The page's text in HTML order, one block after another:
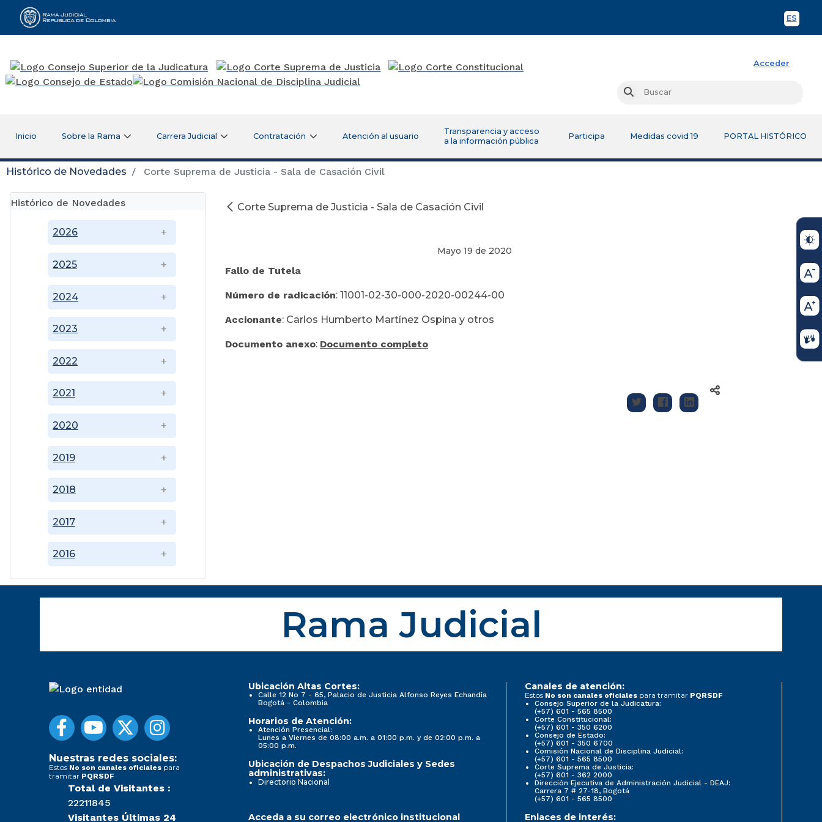
ES
Rama Judicial
Acceder
Buscar
Inicio Sobre la Rama Carrera Judicial Contratación Atención al usuario
Transparencia y acceso
a la información pública
Participa Medidas covid 19 PORTAL HISTÓRICO
Histórico de Novedades Corte Suprema de Justicia - Sala de Casación Civil
Histórico de Novedades
2016
2017
2018
2019
2020
2021
2022
2023
2024
2025
2026
Corte Suprema de Justicia - Sala de Casación Civil
Mayo 19 de 2020
Fallo de Tutela
Número de radicación: 11001-02-30-000-2020-00244-00
Accionante: Carlos Humberto Martínez Ospina y otros
Documento anexo: Documento completo
Rama Judicial
Nuestras redes sociales:
Estos No son canales oficiales para
tramitar PQRSDF
Total de Visitantes :
22211845
Visitantes Últimas 24
Ubicación Altas Cortes:
Calle 12 No 7 - 65, Palacio de Justicia Alfonso Reyes Echandía
Bogotá - Colombia
Horarios de Atención:
Atención Presencial:
Lunes a Viernes de 08:00 a.m. a 01:00 p.m. y de 02:00 p.m. a
05:00 p.m.
Ubicación de Despachos Judiciales y Sedes
administrativas:
Directorio Nacional
Canales de atención:
Estos No son canales oficiales para tramitar PQRSDF
Consejo Superior de la Judicatura:
(+57) 601 - 565 8500
Corte Constitucional:
(+57) 601 - 350 6200
Consejo de Estado:
(+57) 601 - 350 6700
Comisión Nacional de Disciplina Judicial:
(+57) 601 - 565 8500
Corte Suprema de Justicia:
(+57) 601 - 362 2000
Dirección Ejecutiva de Administración Judicial - DEAJ:
Carrera 7 # 27-18, Bogotá
(+57) 601 - 565 8500
Acceda a su correo electrónico institucional Enlaces de interés: